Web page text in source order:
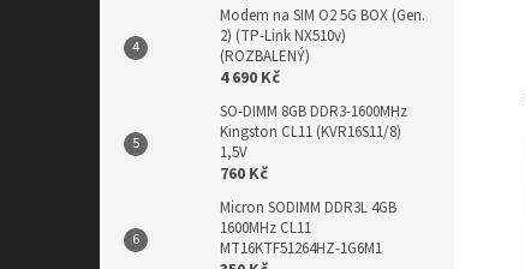
Modem na SIM O2 5G BOX (Gen.
2) (TP-Link NX510v)
(ROZBALENÝ)
4 690 Kč
SO-DIMM 8GB DDR3-1600MHz
Kingston CL11 (KVR16S11/8)
1,5V
760 Kč
Micron SODIMM DDR3L 4GB
1600MHz CL11
MT16KTF51264HZ-1G6M1